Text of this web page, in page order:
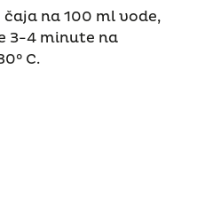
čaja na 100 ml vode,
3-4 minute na
C.